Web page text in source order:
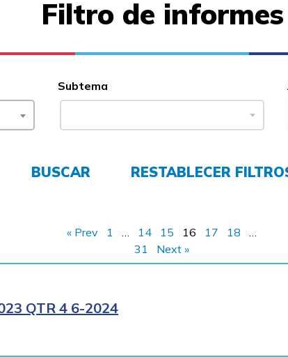
Filtro de informes
Subtema
BUSCAR RESTABLECER
« Prev 1 … 14 15 16 17 18
…
31
Next »
QTR 4 6-2024